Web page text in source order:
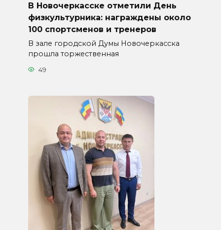
В Новочеркасске отметили День
физкультурника: награждены около
100 спортсменов и тренеров
В зале городской Думы Новочеркасска
прошла торжественная
49